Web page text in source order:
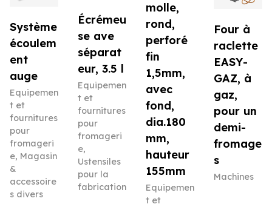
Système
écoulem
ent
auge
Equipemen
t et
fournitures
pour
fromageri
e, Magasin
&
accessoire
s divers
Écrémeu
se ave
séparat
eur, 3.5 l
Equipemen
t et
fournitures
pour
fromageri
e,
Ustensiles
pour la
fabrication
molle,
rond,
perforé
fin
1,5mm,
avec
fond,
dia.180
mm,
hauteur
155mm
Equipemen
t et
Four à
raclette
EASY-
GAZ, à
gaz,
pour un
demi-
fromage
s
Machines